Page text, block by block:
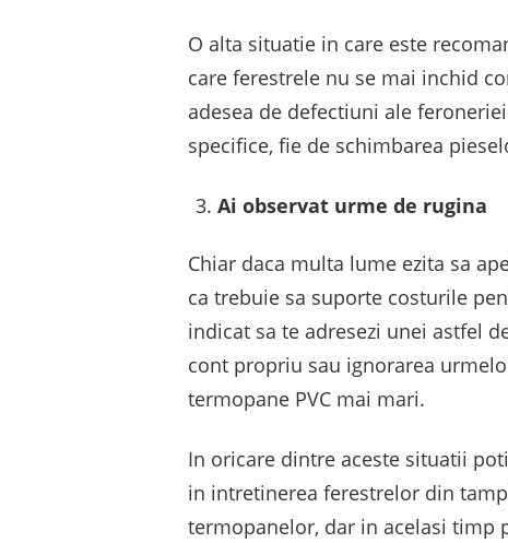
O alta situatie in care este
care ferestrele nu se mai inchid
adesea de defectiuni ale
specifice, fie de schimbarea
Ai observat urme de rugina
Chiar daca multa lume ezita sa
ca trebuie sa suporte costurile
indicat sa te adresezi unei astfel
cont propriu sau ignorarea
termopane PVC mai mari.
In oricare dintre aceste situatii
in intretinerea ferestrelor din
termopanelor, dar in acelasi timp